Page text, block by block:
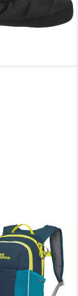
€
in 1-2 Werktagen bei dir